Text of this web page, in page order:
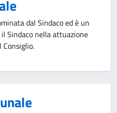
dal Sindaco ed è un
Sindaco nella attuazione